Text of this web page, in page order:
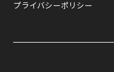
プライバシーポリシー